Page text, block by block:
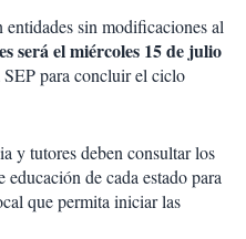
entidades sin modificaciones al
será el miércoles 15 de julio
SEP para concluir el ciclo
y tutores deben consultar los
educación de cada estado para
que permita iniciar las